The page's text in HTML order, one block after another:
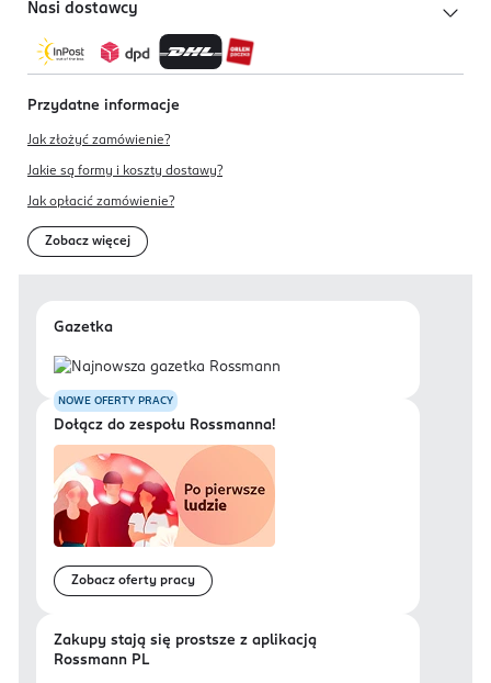
Nasi dostawcy
Przydatne informacje
Jak złożyć zamówienie?
Jakie są formy i koszty dostawy?
Jak opłacić zamówienie?
Zobacz więcej
Gazetka
NOWE OFERTY PRACY
Dołącz do zespołu Rossmanna!
Zobacz oferty pracy
Zakupy stają się prostsze z aplikacją
Rossmann PL